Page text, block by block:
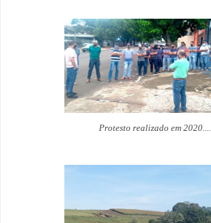
Protesto realizado em 2020....